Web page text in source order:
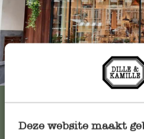
Deze website maakt
Immer in der